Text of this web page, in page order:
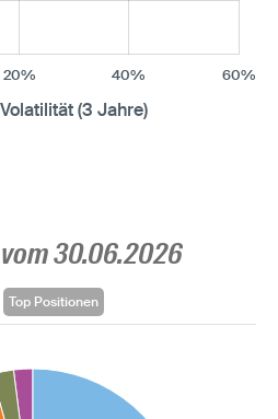
20% 40% 60%
Volatilität (3 Jahre)
30.06.2026
Top Positionen